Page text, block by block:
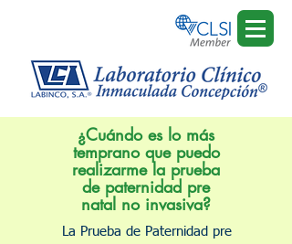
¿Cuándo es lo más
temprano que puedo
realizarme la prueba
de paternidad pre
natal no invasiva?
La Prueba de Paternidad pre